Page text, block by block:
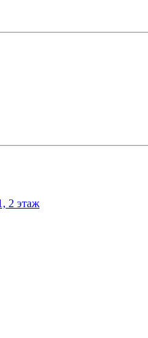
2 этаж